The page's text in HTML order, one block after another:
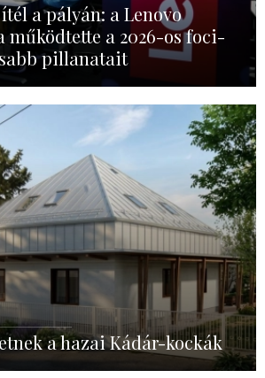
a pályán: a Lenovo
működtette a 2026-os foci-
pillanatait
a hazai Kádár-kockák